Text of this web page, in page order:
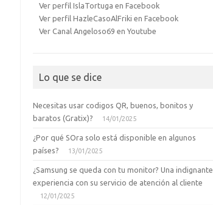
Ver perfil IslaTortuga en Facebook
Ver perfil HazleCasoAlFriki en Facebook
Ver Canal Angeloso69 en Youtube
Lo que se dice
Necesitas usar codigos QR, buenos, bonitos y
baratos (Gratix)?
14/01/2025
¿Por qué SOra solo está disponible en algunos
países?
13/01/2025
¿Samsung se queda con tu monitor? Una indignante
experiencia con su servicio de atención al cliente
12/01/2025